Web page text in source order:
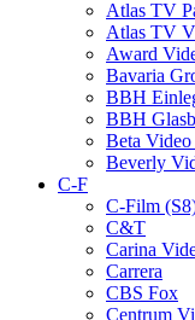
Atlas TV
Atlas TV
Award
Bavaria
BBH
BBH
Beta
Beverly
C-F
C-Film
C&T
Carina
Carrera
CBS Fox
Centrum